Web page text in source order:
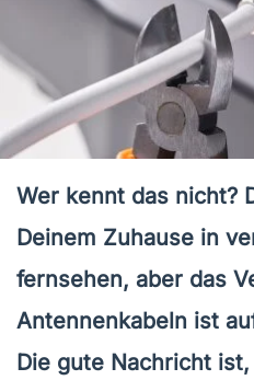
Wer kennt das nicht?
Deinem Zuhause in
fernsehen, aber das
Antennenkabeln ist
Die gute Nachricht